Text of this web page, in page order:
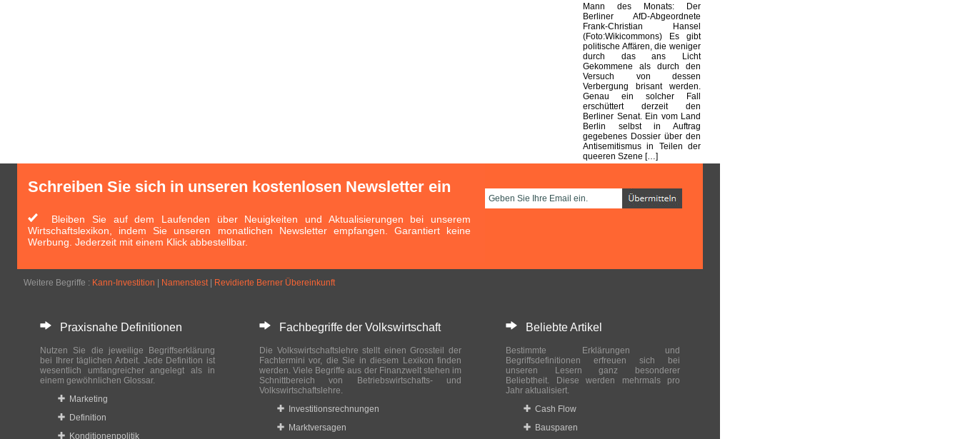
Mann des Monats: Der
Berliner AfD-Abgeordnete
Frank-Christian Hansel
(Foto:Wikicommons) Es gibt
politische Affären, die weniger
durch das ans Licht
Gekommene als durch den
Versuch von dessen
Verbergung brisant werden.
Genau ein solcher Fall
erschüttert derzeit den
Berliner Senat. Ein vom Land
Berlin selbst in Auftrag
gegebenes Dossier über den
Antisemitismus in Teilen der
queeren Szene […]
Schreiben Sie sich in unseren kostenlosen Newsletter ein
Bleiben Sie auf dem Laufenden über Neuigkeiten und Aktualisierungen bei unserem
Wirtschaftslexikon, indem Sie unseren monatlichen Newsletter empfangen. Garantiert keine
Werbung. Jederzeit mit einem Klick abbestellbar.
Weitere Begriffe : Kann-Investition Namenstest| Revidierte Berner Übereinkunft
Praxisnahe Definitionen
Nutzen Sie die jeweilige Begriffserklärung
bei Ihrer täglichen Arbeit. Jede Definition ist
wesentlich umfangreicher angelegt als in
einem gewöhnlichen Glossar.
Marketing
Definition
Konditionenpolitik
Fachbegriffe der Volkswirtschaft
Die Volkswirtschaftslehre stellt einen Grossteil der
Fachtermini vor, die Sie in diesem Lexikon finden
werden. Viele Begriffe aus der Finanzwelt stehen im
Schnittbereich von Betriebswirtschafts- und
Volkswirtschaftslehre.
Investitionsrechnungen
Marktversagen
Beliebte Artikel
Bestimmte Erklärungen und
Begriffsdefinitionen erfreuen sich bei
unseren Lesern ganz besonderer
Beliebtheit. Diese werden mehrmals pro
Jahr aktualisiert.
Cash Flow
Bausparen